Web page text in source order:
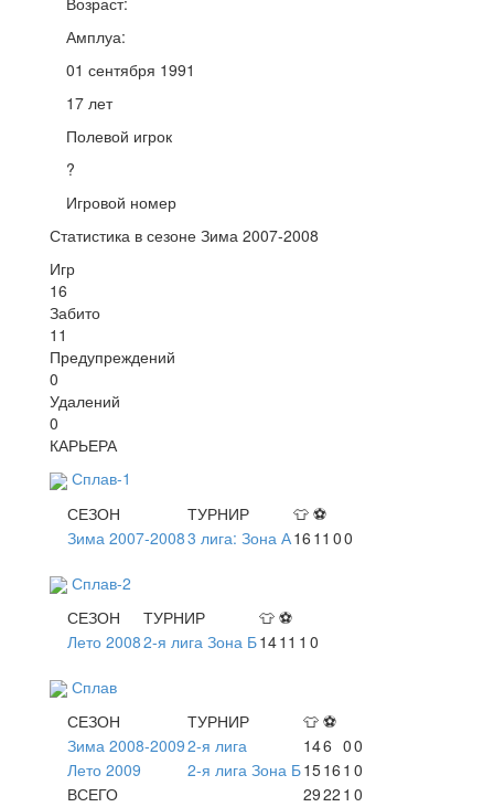
Амплуа:
01 сентября 1991
17 лет
Полевой игрок
?
Игровой номер
Статистика в сезоне Зима 2007-2008
Игр
16
Забито
11
Предупреждений
0
Удалений
0
КАРЬЕРА
Сплав-1
СЕЗОН
ТУРНИР 👕 ⚽
Зима 2007-20083 лига: Зона А16 11 00
Сплав-2
СЕЗОН
ТУРНИР 👕 ⚽
Лето 20082-я лига Зона Б1411 1 0
Сплав
СЕЗОН
ТУРНИР 👕 ⚽
Зима 2008-20092-я лига 146 00
Лето 2009
2-я лига Зона Б1516 1 0
ВСЕГО
2922 1 0